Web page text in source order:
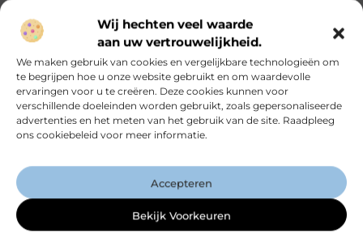
Wij hechten veel waarde
aan uw vertrouwelijkheid.
We maken gebruik van cookies en vergelijkbare technologieën om
te begrijpen hoe u onze website gebruikt en om waardevolle
ervaringen voor u te creëren. Deze cookies kunnen voor
verschillende doeleinden worden gebruikt, zoals gepersonaliseerde
advertenties en het meten van het gebruik van de site. Raadpleeg
ons cookiebeleid voor meer informatie.
Accepteren
Bekijk Voorkeuren
oprit, een stevig terras, een
Bedrijven